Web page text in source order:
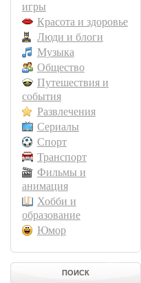
игры
Красота и здоровье
Люди и блоги
Музыка
Общество
Путешествия и
события
Развлечения
Сериалы
Спорт
Транспорт
Фильмы и
анимация
Хобби и
образование
Юмор
ПОИСК